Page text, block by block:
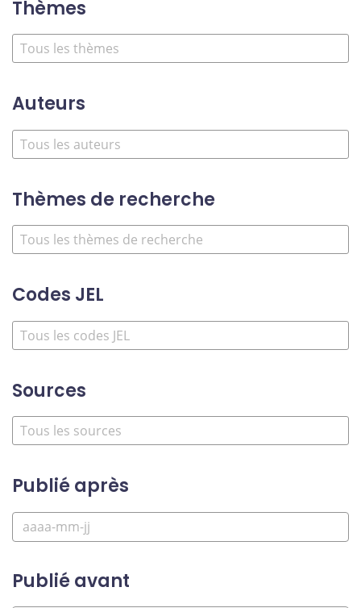
Thèmes
Auteurs
Thèmes de recherche
Codes JEL
Sources
Publié après
Publié avant